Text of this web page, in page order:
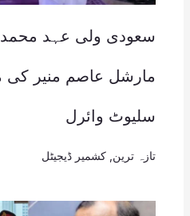
سعودی ولی عہد محمد
مارشل عاصم منیر کی
سلیوٹ وائرل
تازہ ترین کشمیر ڈیجیٹل